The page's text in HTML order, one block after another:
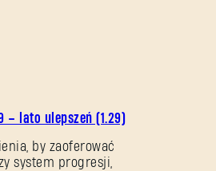
– lato ulepszeń (1.29)
by zaoferować
system progresji,